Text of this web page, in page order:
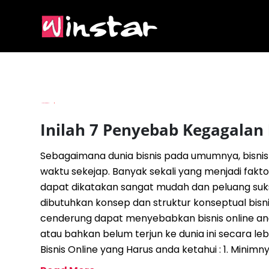
Inilah 7 Penyebab
Sebagaimana dunia bisnis pada umumnya,
waktu sekejap. Banyak sekali yang menjadi
dapat dikatakan sangat mudah dan peluang
dibutuhkan konsep dan struktur konseptual
cenderung dapat menyebabkan bisnis online
atau bahkan belum terjun ke dunia ini secara
Bisnis Online yang Harus anda ketahui : 1.
Imam Budianto